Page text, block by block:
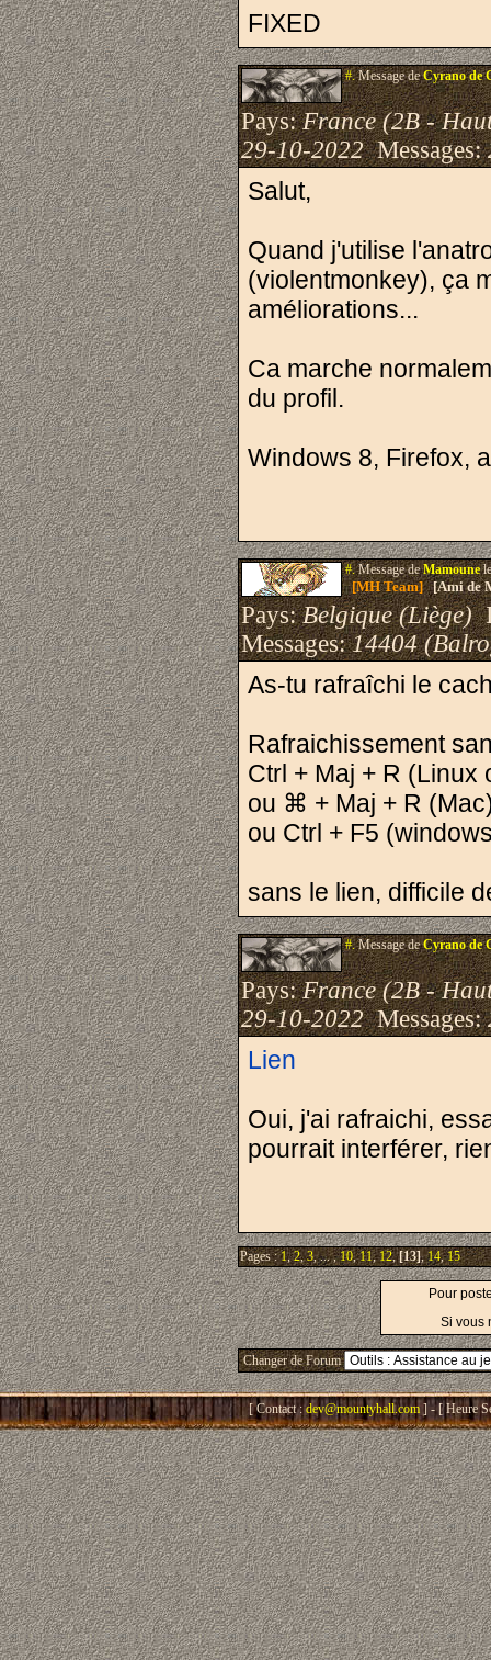
FIXED
#.Message deCyrano de
Pays:France (2B -
29-10-2022Messages:
Salut,
Quand j'utilise
(violentmonkey), ça
améliorations...
Ca marche
du profil.
Windows 8, Firefox,
#.Message deMamoune
[MH Team][Ami de
Pays:Belgique (Liège)
Messages:14404
As-tu rafraîchi le
Rafraichissement
Ctrl + Maj + R (Linux
ou ⌘ + Maj + R
ou Ctrl + F5
sans le lien, difficile
#.Message deCyrano de
Pays:France (2B -
29-10-2022Messages:
Lien
Oui, j'ai rafraichi,
pourrait interférer,
Pages :1,2,3, ... ,10,11,12,[13],14,15
Pour
Si vous
Changer de Forum
[ Contact : dev@mountyhall.com ] - [ Heure